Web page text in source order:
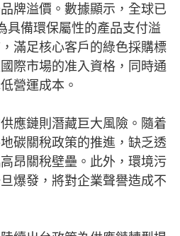
牌溢價。數據顯示，全球已
具備環保屬性的產品支付溢
滿足核心客戶的綠色採購標
際市場的准入資格，同時通
營運成本。
鏈則潛藏巨大風險。隨着
碳關稅政策的推進，缺乏透
昂關稅壁壘。此外，環境污
爆發，將對企業聲譽造成不